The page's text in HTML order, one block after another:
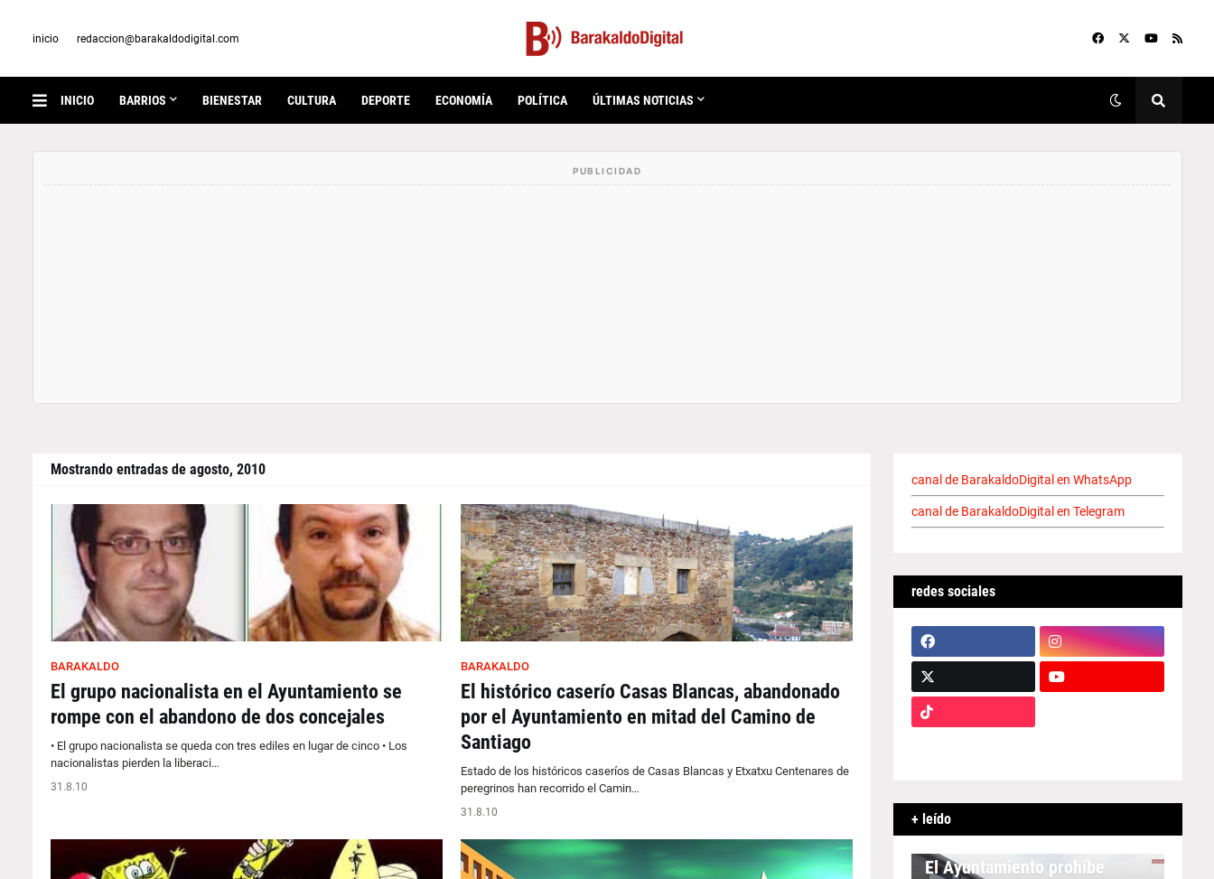
inicio redaccion@barakaldodigital.com
INICIO BARRIOS BIENESTAR CULTURA DEPORTE ECONOMÍA POLÍTICA ÚLTIMAS NOTICIAS
Mostrando entradas de agosto, 2010
BARAKALDO
El grupo nacionalista en el Ayuntamiento se
rompe con el abandono de dos concejales
• El grupo nacionalista se queda con tres ediles en lugar de cinco • Los
nacionalistas pierden la liberaci…
31.8.10
BARAKALDO
El histórico caserío Casas Blancas, abandonado
por el Ayuntamiento en mitad del Camino de
Santiago
Estado de los históricos caseríos de Casas Blancas y Etxatxu Centenares de
peregrinos han recorrido el Camin…
31.8.10
canal de BarakaldoDigital en WhatsApp
canal de BarakaldoDigital en Telegram
redes sociales
+ leído
APARCAMIENTO
El Ayuntamiento prohíbe